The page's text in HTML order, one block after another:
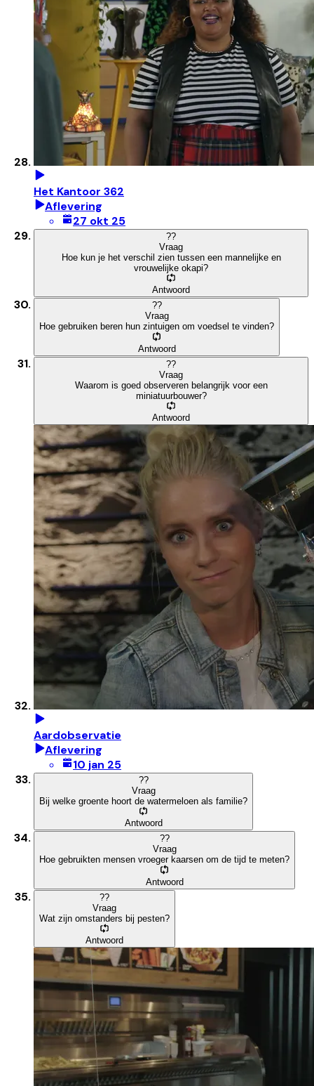
Het Kantoor 362
Aflevering
27 okt 25
??
Vraag
Hoe kun je het verschil zien tussen een mannelijke en
vrouwelijke okapi?
Antwoord
??
Vraag
Hoe gebruiken beren hun zintuigen om voedsel te vinden?
Antwoord
??
Vraag
Waarom is goed observeren belangrijk voor een
miniatuurbouwer?
Antwoord
Aardobservatie
Aflevering
10 jan 25
??
Vraag
Bij welke groente hoort de watermeloen als familie?
Antwoord
??
Vraag
Hoe gebruikten mensen vroeger kaarsen om de tijd te meten?
Antwoord
??
Vraag
Wat zijn omstanders bij pesten?
Antwoord